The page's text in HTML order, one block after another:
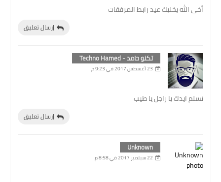
أخي الله يخليك عيد رابط المرفقات
إرسال تعليق
تكنو حامد - Techno Hamed
23 أغسطس 2017 في 9:23 م
تسلم ايدك يا راجل يا طيب
إرسال تعليق
Unknown
22 سبتمبر 2017 في 8:58 م